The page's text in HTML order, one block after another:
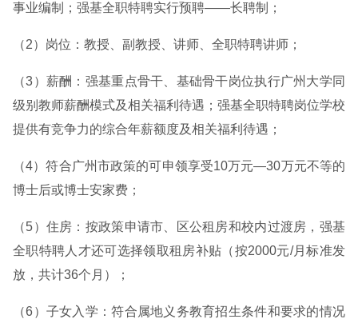
事业编制；强基全职特聘实行预聘——长聘制；
（2）岗位：教授、副教授、讲师、全职特聘讲师；
（3）薪酬：强基重点骨干、基础骨干岗位执行广州大学同
级别教师薪酬模式及相关福利待遇；强基全职特聘岗位学校
提供有竞争力的综合年薪额度及相关福利待遇；
（4）符合广州市政策的可申领享受10万元—30万元不等的
博士后或博士安家费；
（5）住房：按政策申请市、区公租房和校内过渡房，强基
全职特聘人才还可选择领取租房补贴（按2000元/月标准发
放，共计36个月）；
（6）子女入学：符合属地义务教育招生条件和要求的情况